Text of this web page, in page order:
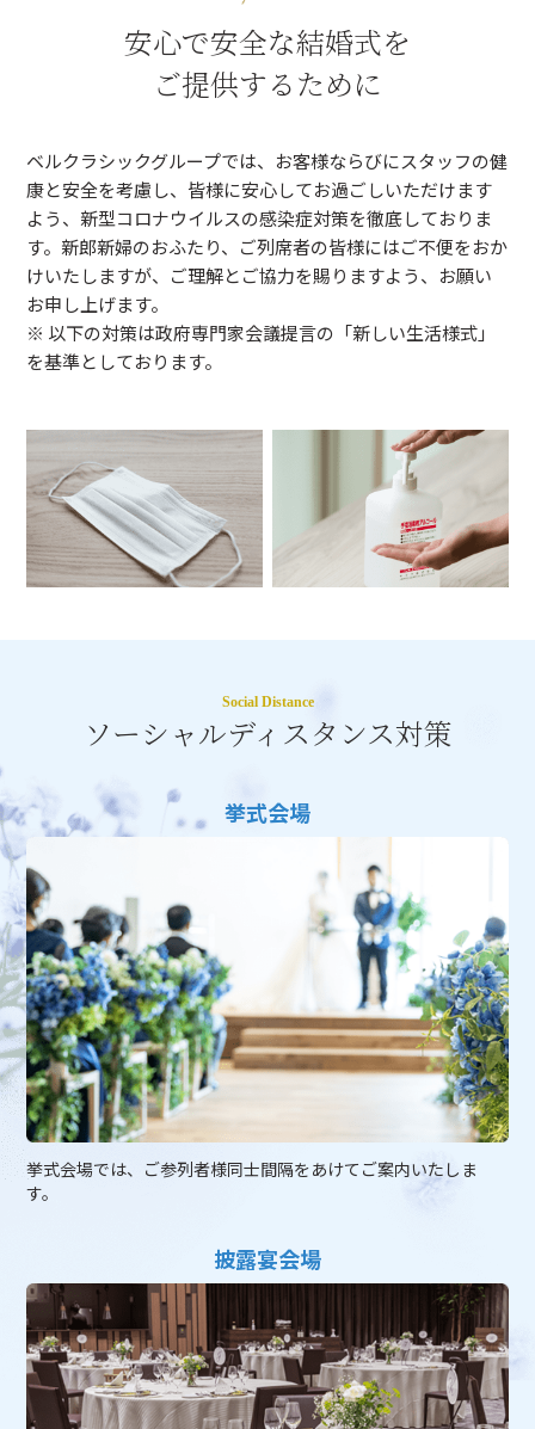
安心で安全な結婚式を
ご提供するために
ベルクラシックグループでは、お客様ならびにスタッフの健
康と安全を考慮し、皆様に安心してお過ごしいただけます
よう、新型コロナウイルスの感染症対策を徹底しておりま
す。新郎新婦のおふたり、ご列席者の皆様にはご不便をおか
けいたしますが、ご理解とご協力を賜りますよう、お願い
お申し上げます。
※ 以下の対策は政府専門家会議提言の「新しい生活様式」
を基準としております。
Social Distance
ソーシャルディスタンス対策
挙式会場
挙式会場では、ご参列者様同士間隔をあけてご案内いたしま
す。
披露宴会場